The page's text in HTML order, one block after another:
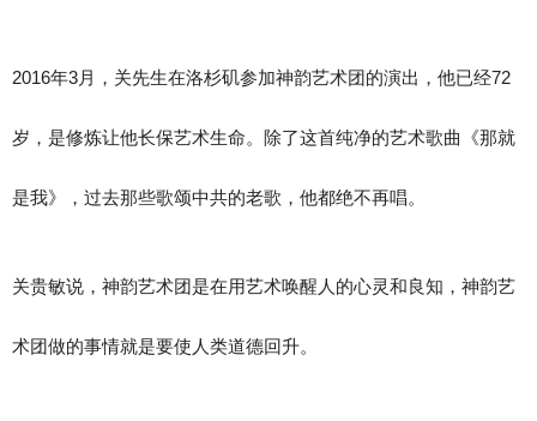
2016年3月，关先生在洛杉矶参加神韵艺术团的演出，他已经72
岁，是修炼让他长保艺术生命。除了这首纯净的艺术歌曲《那就
是我》，过去那些歌颂中共的老歌，他都绝不再唱。
关贵敏说，神韵艺术团是在用艺术唤醒人的心灵和良知，神韵艺
术团做的事情就是要使人类道德回升。